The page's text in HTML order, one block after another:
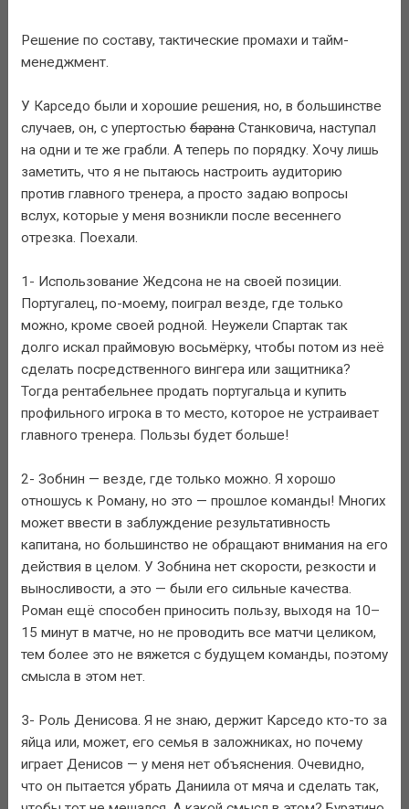
Решение по составу, тактические промахи и тайм-
менеджмент.
У Карседо были и хорошие решения, но, в большинстве
случаев, он, с упертостью баранаСтанковича, наступал
на одни и те же грабли. А теперь по порядку. Хочу лишь
заметить, что я не пытаюсь настроить аудиторию
против главного тренера, а просто задаю вопросы
вслух, которые у меня возникли после весеннего
отрезка. Поехали.
1- Использование Жедсона не на своей позиции.
Португалец, по-моему, поиграл везде, где только
можно, кроме своей родной. Неужели Спартак так
долго искал праймовую восьмёрку, чтобы потом из неё
сделать посредственного вингера или защитника?
Тогда рентабельнее продать португальца и купить
профильного игрока в то место, которое не устраивает
главного тренера. Пользы будет больше!
2- Зобнин — везде, где только можно. Я хорошо
отношусь к Роману, но это — прошлое команды! Многих
может ввести в заблуждение результативность
капитана, но большинство не обращают внимания на его
действия в целом. У Зобнина нет скорости, резкости и
выносливости, а это — были его сильные качества.
Роман ещё способен приносить пользу, выходя на 10–
15 минут в матче, но не проводить все матчи целиком,
тем более это не вяжется с будущем команды, поэтому
смысла в этом нет.
3- Роль Денисова. Я не знаю, держит Карседо кто-то за
яйца или, может, его семья в заложниках, но почему
играет Денисов — у меня нет объяснения. Очевидно,
что он пытается убрать Даниила от мяча и сделать так,